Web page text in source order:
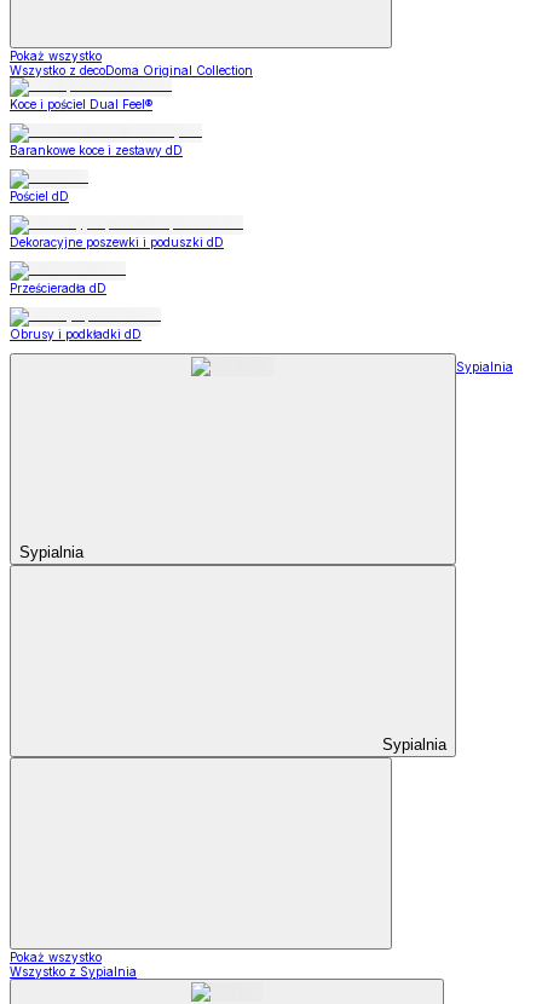
Pokaż wszystko
Wszystko z decoDoma Original Collection
Koce i pościel Dual Feel®
Barankowe koce i zestawy dD
Pościel dD
Dekoracyjne poszewki i poduszki dD
Prześcieradła dD
Obrusy i podkładki dD
Sypialnia
Sypialnia
Sypialnia
Pokaż wszystko
Wszystko z Sypialnia